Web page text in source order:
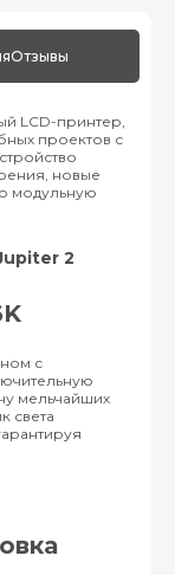
Отзывы
LCD-принтер,
проектов с
новые
модульную
2
с
мельчайших
света